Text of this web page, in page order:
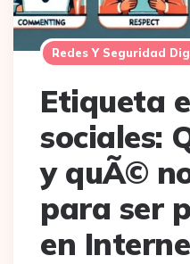
Redes Y Seguridad
Etiqueta
sociales:
y quÃ©
para ser
en